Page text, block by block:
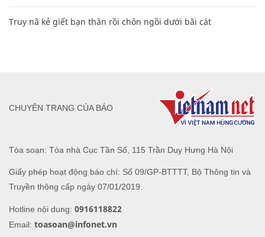
Truy nã kẻ giết bạn thân rồi chôn ngồi dưới bãi cát
Tòa soạn: Tòa nhà Cục Tần Số, 115 Trần Duy Hưng Hà Nội
Giấy phép hoạt động báo chí: Số 09/GP-BTTTT, Bộ Thông tin và
Truyền thông cấp ngày 07/01/2019.
Hotline nội dung: 0916118822
Email: toasoan@infonet.vn
CHUYÊN TRANG CỦA BÁO